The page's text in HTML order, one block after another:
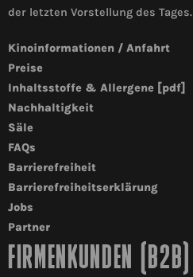
der letzten Vorstellung des Tages.
Kinoinformationen / Anfahrt
Preise
Inhaltsstoffe & Allergene [pdf]
Nachhaltigkeit
Säle
FAQs
Barrierefreiheit
Barrierefreiheitserklärung
Jobs
Partner
FIRMENKUNDEN (B2B)